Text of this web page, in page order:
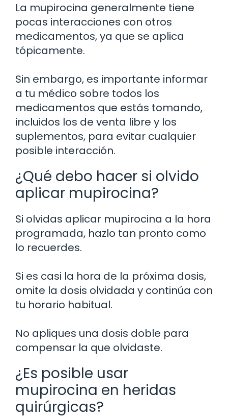
La mupirocina generalmente tiene
pocas interacciones con otros
medicamentos, ya que se aplica
tópicamente.
Sin embargo, es importante informar
a tu médico sobre todos los
medicamentos que estás tomando,
incluidos los de venta libre y los
suplementos, para evitar cualquier
posible interacción.
¿Qué debo hacer si olvido
aplicar mupirocina?
Si olvidas aplicar mupirocina a la hora
programada, hazlo tan pronto como
lo recuerdes.
Si es casi la hora de la próxima dosis,
omite la dosis olvidada y continúa con
tu horario habitual.
No apliques una dosis doble para
compensar la que olvidaste.
¿Es posible usar
mupirocina en heridas
quirúrgicas?